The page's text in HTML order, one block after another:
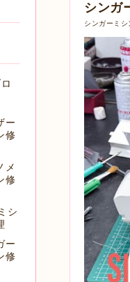
シンガ
シンガーミシ
ー
修
メ
修
シ
ー
修